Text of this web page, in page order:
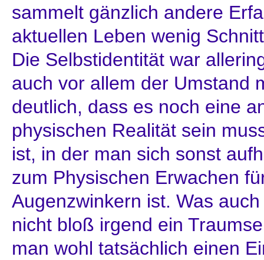
sammelt gänzlich andere
aktuellen Leben wenig
Die Selbstidentität war
auch vor allem der Umstand
deutlich, dass es noch eine
physischen Realität sein
ist, in der man sich sonst
zum Physischen Erwachen
Augenzwinkern ist. Was
nicht bloß irgend ein
man wohl tatsächlich einen